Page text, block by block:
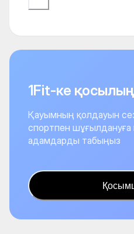
1Fit-ке
Қауымның қолдауын
спортпен шұғылдануға
адамдарды табыңыз